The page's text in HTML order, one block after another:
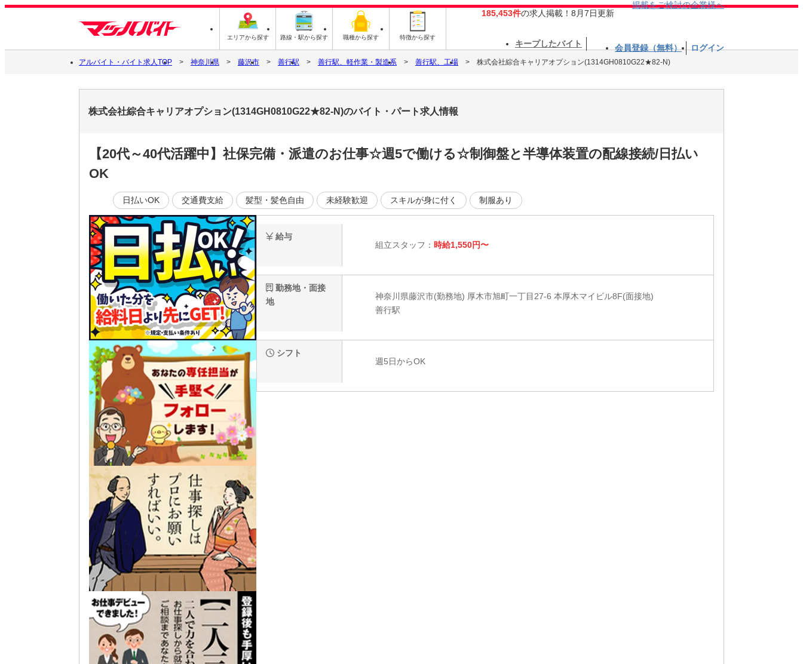
エリアから探す 路線・駅から探す 職種から探す 特徴から探す
185,453件の求人掲載！8月7日更新
掲載をご検討の企業様へ
キープしたバイト 会員登録（無料） ログイン
アルバイト・バイト求人TOP 神奈川県 藤沢市 善行駅 善行駅、軽作業・製造系 善行駅、工場 株式会社綜合キャリアオプション(1314GH0810G22★82-N)
株式会社綜合キャリアオプション(1314GH0810G22★82-N)のバイト・パート求人情報
【20代～40代活躍中】社保完備・派遣のお仕事☆週5で働ける☆制御盤と半導体装置の配線接続/日払い
OK
日払いOK 交通費支給 髪型・髪色自由 未経験歓迎 スキルが身に付く 制服あり
給与
組立スタッフ： 時給1,550円〜
勤務地・面接
地
神奈川県藤沢市(勤務地) 厚木市旭町一丁目27-6 本厚木マイビル8F(面接地)
善行駅
シフト
週5日からOK